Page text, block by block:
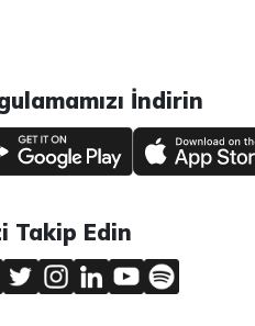
İndirin
Takip Edin